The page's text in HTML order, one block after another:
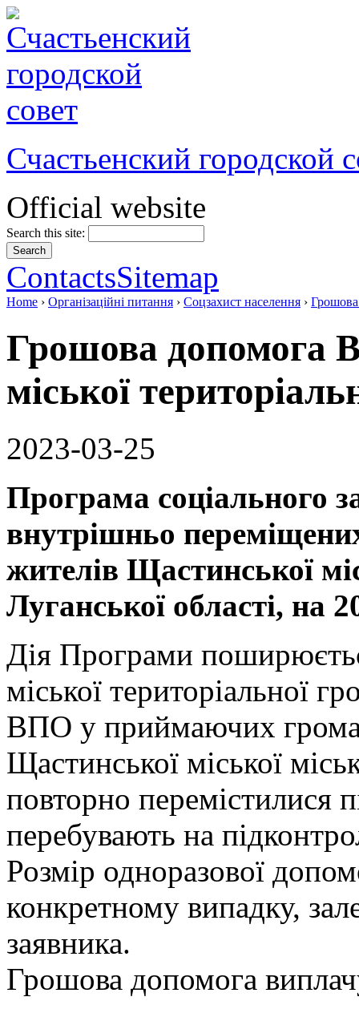
Счастьенский городской
Official website
Search this site:
ContactsSitemap
Home › Організаційні питання › Соцзахист населення › Грошова
Грошова допомога
міської
2023-03-25
Програма соціального
внутрішньо
жителів Щастинської
Луганської області, на
Дія Програми
міської територіальної
ВПО у приймаючих
Щастинської міської
повторно перемістилися
перебувають на
Розмір одноразової
конкретному випадку,
заявника.
Грошова допомога